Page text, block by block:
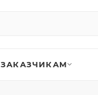
ЗАКАЗЧИКАМ